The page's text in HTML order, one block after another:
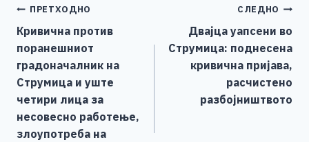
b
o
o
k
n
g
er
p
Li
n
k
Навигација
на
напис
ПРЕТХОДНО
Кривична против
поранешниот
градоначалник на
Струмица и уште
четири лица за
несовесно работење,
злоупотреба на
СЛЕДНО
Двајца уапсени во
Струмица: поднесена
кривична пријава,
расчистено
разбојништвото